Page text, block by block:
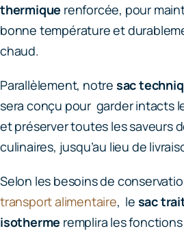
thermique renforcée, pour
bonne température et
chaud.
Parallèlement, notre sac
sera conçu pour garder intacts
et préserver toutes les saveurs
culinaires, jusqu’au lieu de
Selon les besoins de
transport alimentaire, le sac
isotherme remplira les